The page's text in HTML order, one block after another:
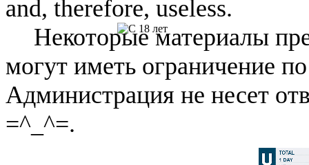
and, therefore, useless.
Некоторые материалы
могут иметь ограничение
Администрация не несет
=^_^=.